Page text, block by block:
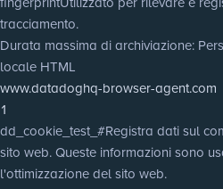
tracciamento.
Durata massima di archiviazione:
locale HTML
www.datadoghq-browser-agent.com
1
dd_cookie_test_#Registra dati sul
sito web. Queste informazioni sono
l'ottimizzazione del sito web.